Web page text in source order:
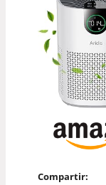
Compartir: